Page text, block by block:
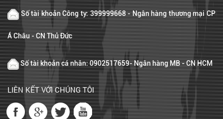
Số tài khoản Công ty: 399999668 - Ngân hàng thương mại CP
Á Châu - CN Thủ Đức
Số tài khoản cá nhân: 0902517659- Ngân hàng MB - CN HCM
LIÊN KẾT VỚI CHÚNG TÔI